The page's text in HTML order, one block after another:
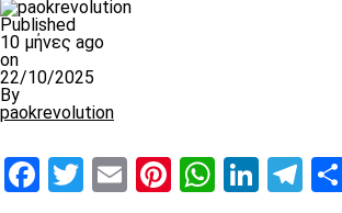
Published
10 μήνες ago
on
22/10/2025
By
paokrevolution
Facebook
Twitter
EmailPinterest